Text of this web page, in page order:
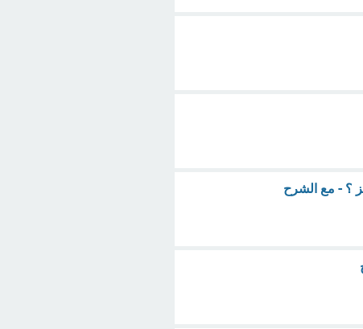
؟ - مع الشرح